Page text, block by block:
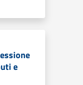
e